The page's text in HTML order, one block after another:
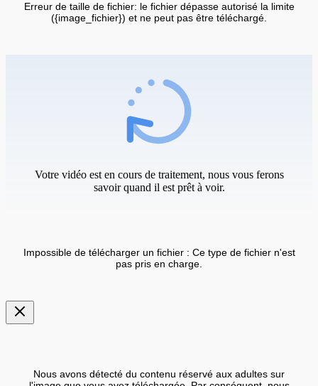
Erreur de taille de fichier: le fichier dépasse autorisé la limite
({image_fichier}) et ne peut pas être téléchargé.
Votre vidéo est en cours de traitement, nous vous ferons
savoir quand il est prêt à voir.
Impossible de télécharger un fichier : Ce type de fichier n'est
pas pris en charge.
Nous avons détecté du contenu réservé aux adultes sur